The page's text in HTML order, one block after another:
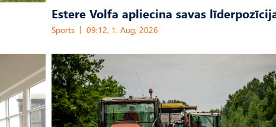
Estere Volfa apliecina savas
Sports 09:12, 1. Aug, 2026